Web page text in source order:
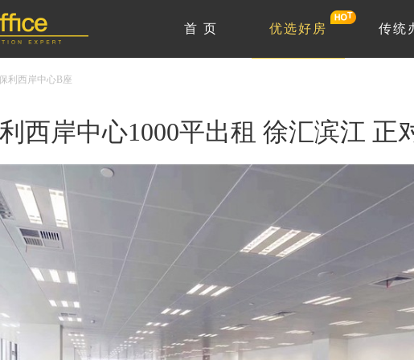
首 页 优选好房 传统
利西岸中心B座
西岸中心1000平出租 徐汇滨江 正